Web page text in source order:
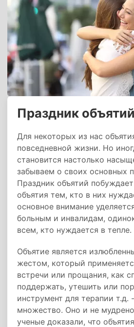
Праздник объятий
Для некоторых из нас
повседневной жизни. Но
становится настолько
забываем о своих основных
Праздник объятий
объятия тем, кто в них
основное внимание
больным и инвалидам,
всем, кто нуждается в тепле.
Объятие является
жестом, который
встречи или прощания, как
поддержать, утешить или
инструмент для терапии т.д.
множество. Оно и не
ученые доказали, что